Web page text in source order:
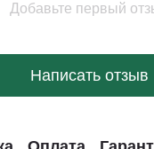
Добавьте первый
Написать отзыв